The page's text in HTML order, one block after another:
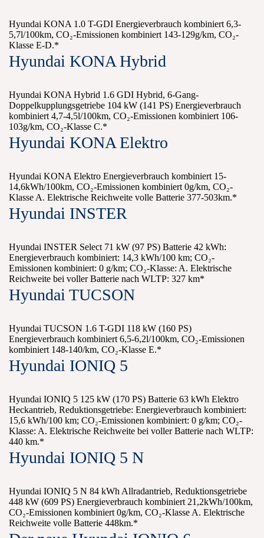
Hyundai KONA 1.0 T-GDI Energieverbrauch kombiniert 6,3-
5,7l/100km, CO₂-Emissionen kombiniert 143-129g/km, CO₂-
Klasse E-D.*
Hyundai KONA Hybrid
Hyundai KONA Hybrid 1.6 GDI Hybrid, 6-Gang-
Doppelkupplungsgetriebe 104 kW (141 PS) Energieverbrauch
kombiniert 4,7-4,5l/100km, CO₂-Emissionen kombiniert 106-
103g/km, CO₂-Klasse C.*
Hyundai KONA Elektro
Hyundai KONA Elektro Energieverbrauch kombiniert 15-
14,6kWh/100km, CO₂-Emissionen kombiniert 0g/km, CO₂-
Klasse A. Elektrische Reichweite volle Batterie 377-503km.*
Hyundai INSTER
Hyundai INSTER Select 71 kW (97 PS) Batterie 42 kWh:
Energieverbrauch kombiniert: 14,3 kWh/100 km; CO₂-
Emissionen kombiniert: 0 g/km; CO₂-Klasse: A. Elektrische
Reichweite bei voller Batterie nach WLTP: 327 km*
Hyundai TUCSON
Hyundai TUCSON 1.6 T-GDI 118 kW (160 PS)
Energieverbrauch kombiniert 6,5-6,2l/100km, CO₂-Emissionen
kombiniert 148-140/km, CO₂-Klasse E.*
Hyundai IONIQ 5
Hyundai IONIQ 5 125 kW (170 PS) Batterie 63 kWh Elektro
Heckantrieb, Reduktionsgetriebe: Energieverbrauch kombiniert:
15,6 kWh/100 km; CO₂-Emissionen kombiniert: 0 g/km; CO₂-
Klasse: A. Elektrische Reichweite bei voller Batterie nach WLTP:
440 km.*
Hyundai IONIQ 5 N
Hyundai IONIQ 5 N 84 kWh Allradantrieb, Reduktionsgetriebe
448 kW (609 PS) Energieverbrauch kombiniert 21,2kWh/100km,
CO₂-Emissionen kombiniert 0g/km, CO₂-Klasse A. Elektrische
Reichweite volle Batterie 448km.*